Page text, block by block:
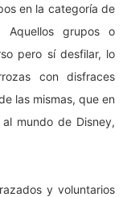
en la categoría de
Aquellos grupos o
pero sí desfilar, lo
con disfraces
las mismas, que en
mundo de Disney,
y voluntarios